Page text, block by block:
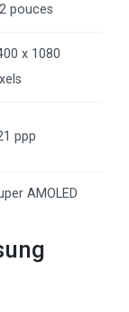
pouces
x 1080
ppp
AMOLED